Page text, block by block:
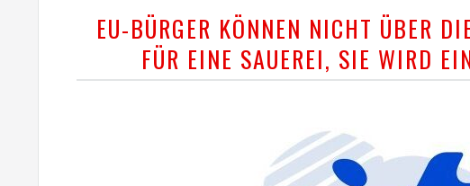
EU-BÜRGER KÖNNEN NICHT ÜBER
FÜR EINE SAUEREI, SIE WIRD